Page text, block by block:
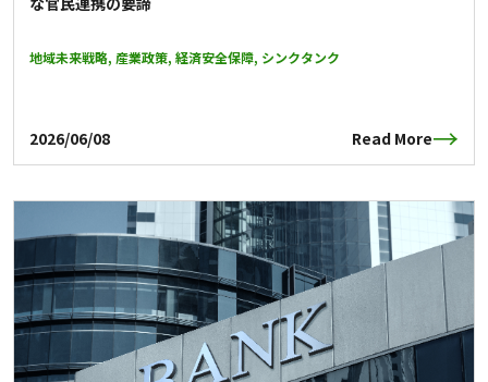
地域未来戦略, 産業政策, 経済安全保障, シンクタンク
2026/06/08 Read More